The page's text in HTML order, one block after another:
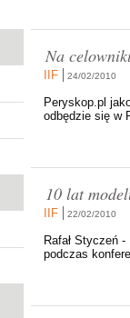
Na
IIF 24/02/2010
Peryskop.pl
odbędzie się w
10 lat
IIF 22/02/2010
Rafał Styczeń
podczas